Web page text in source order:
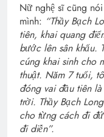
Nữ nghệ sĩ cũng
mình: “Thầy Bạch
tiên, khai quang
bước lên sân khấu.
cúng khai sinh cho
thuật. Năm 7 tuổi,
đóng vai đầu tiên
trời. Thầy Bạch
cho từng cách đi
đi diễn”.